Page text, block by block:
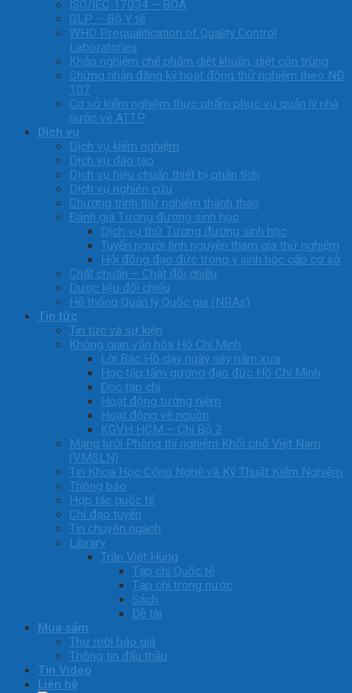
ISO/IEC 17034 – BOA
GLP – Bộ Y tế
WHO Prequalification of Quality Control
Laboratories
Khảo nghiệm chế phẩm diệt khuẩn, diệt côn trùng
Chứng nhận đăng ký hoạt động thử nghiệm theo NĐ
107
Cơ sở kiểm nghiệm thực phẩm phục vụ quản lý nhà
nước về ATTP
Dịch vụ
Dịch vụ kiểm nghiệm
Dịch vụ đào tạo
Dịch vụ hiệu chuẩn thiết bị phân tích
Dịch vụ nghiên cứu
Chương trình thử nghiệm thành thạo
Đánh giá Tương đương sinh học
Dịch vụ thử Tương đương sinh học
Tuyển người tình nguyện tham gia thử nghiệm
Hội đồng đạo đức trong y sinh học cấp cơ sở
Chất chuẩn – Chất đối chiếu
Dược liệu đối chiếu
Hệ thống Quản lý Quốc gia (NRAs)
Tin tức
Tin tức và sự kiện
Không gian văn hóa Hồ Chí Minh
Lời Bác Hồ dạy ngày này năm xưa
Học tập tấm gương đạo đức Hồ Chí Minh
Đọc tạp chi
Hoạt động tưởng niệm
Hoạt động về nguồn
KGVH HCM – Chi Bộ 2
Mạng lưới Phòng thí nghiệm Khối phổ Việt Nam
(VMSLN)
Tin Khoa Học Công Nghệ và Kỹ Thuật Kiểm Nghiệm
Thông báo
Hợp tác quốc tế
Chỉ đạo tuyến
Tin chuyên ngành
Library
Trần Việt Hùng
Tạp chí Quốc tế
Tạp chí trong nước
Sách
Đề tài
Mua sắm
Thư mời báo giá
Thông tin đấu thầu
Tin Video
Liên hệ